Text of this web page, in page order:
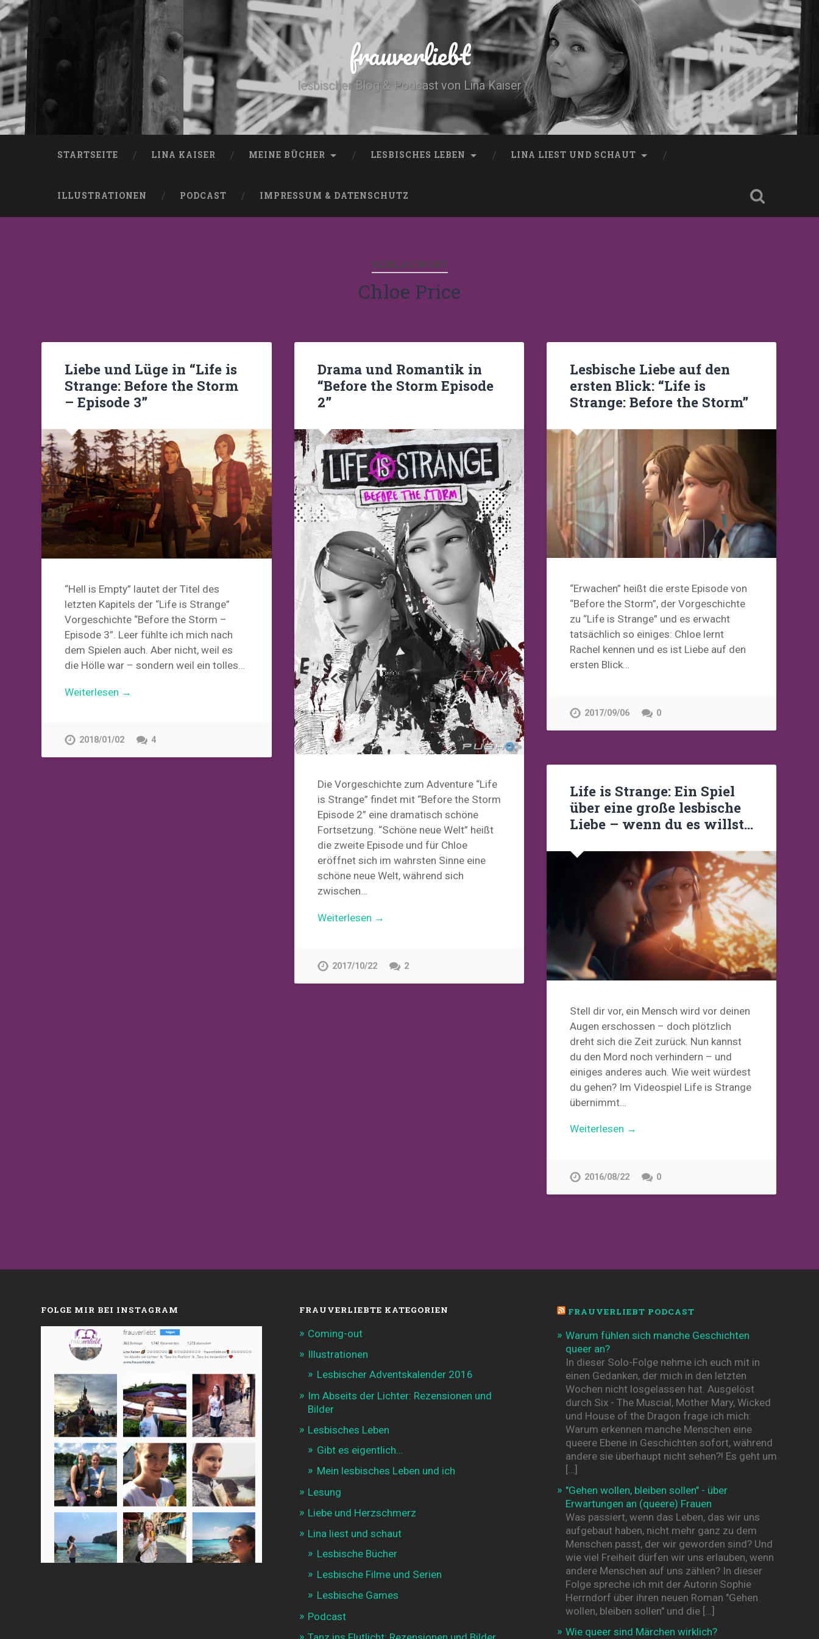
frauverliebt
lesbischer Blog & Podcast von Lina Kaiser
STARTSEITE LINA KAISER MEINE BÜCHER LESBISCHES LEBEN LINA LIEST UND SCHAUT
ILLUSTRATIONEN PODCAST IMPRESSUM & DATENSCHUTZ
SCHLAGWORT
Chloe Price
Liebe und Lüge in “Life is
Strange: Before the Storm
– Episode 3”
“Hell is Empty” lautet der Titel des
letzten Kapitels der “Life is Strange”
Vorgeschichte “Before the Storm –
Episode 3”. Leer fühlte ich mich nach
dem Spielen auch. Aber nicht, weil es
die Hölle war – sondern weil ein tolles…
Weiterlesen →
2018/01/02 4
Drama und Romantik in
“Before the Storm Episode
2”
Die Vorgeschichte zum Adventure “Life
is Strange” findet mit “Before the Storm
Episode 2” eine dramatisch schöne
Fortsetzung. “Schöne neue Welt” heißt
die zweite Episode und für Chloe
eröffnet sich im wahrsten Sinne eine
schöne neue Welt, während sich
zwischen…
Weiterlesen →
2017/10/22 2
Lesbische Liebe auf den
ersten Blick: “Life is
Strange: Before the Storm”
“Erwachen” heißt die erste Episode von
“Before the Storm”, der Vorgeschichte
zu “Life is Strange” und es erwacht
tatsächlich so einiges: Chloe lernt
Rachel kennen und es ist Liebe auf den
ersten Blick…
2017/09/06 0
Life is Strange: Ein Spiel
über eine große lesbische
Liebe – wenn du es willst…
Stell dir vor, ein Mensch wird vor deinen
Augen erschossen – doch plötzlich
dreht sich die Zeit zurück. Nun kannst
du den Mord noch verhindern – und
einiges anderes auch. Wie weit würdest
du gehen? Im Videospiel Life is Strange
übernimmt…
Weiterlesen →
2016/08/22 0
FOLGE MIR BEI INSTAGRAM FRAUVERLIEBTE KATEGORIEN
Coming-out
Illustrationen
Lesbischer Adventskalender 2016
Im Abseits der Lichter: Rezensionen und
Bilder
Lesbisches Leben
Gibt es eigentlich…
Mein lesbisches Leben und ich
Lesung
Liebe und Herzschmerz
Lina liest und schaut
Lesbische Bücher
Lesbische Filme und Serien
Lesbische Games
Podcast
FRAUVERLIEBT PODCAST
Warum fühlen sich manche Geschichten
queer an?
In dieser Solo-Folge nehme ich euch mit in
einen Gedanken, der mich in den letzten
Wochen nicht losgelassen hat. Ausgelöst
durch Six - The Muscial, Mother Mary, Wicked
und House of the Dragon frage ich mich:
Warum erkennen manche Menschen eine
queere Ebene in Geschichten sofort, während
andere sie überhaupt nicht sehen?! Es geht um
[…]
"Gehen wollen, bleiben sollen" - über
Erwartungen an (queere) Frauen
Was passiert, wenn das Leben, das wir uns
aufgebaut haben, nicht mehr ganz zu dem
Menschen passt, der wir geworden sind? Und
wie viel Freiheit dürfen wir uns erlauben, wenn
andere Menschen auf uns zählen? In dieser
Folge spreche ich mit der Autorin Sophie
Herrndorf über ihren neuen Roman "Gehen
wollen, bleiben sollen" und die […]
Wie queer sind Märchen wirklich?